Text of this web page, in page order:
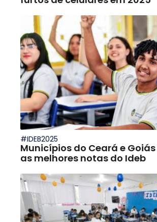
#IDEB2025
Municípios do Ceará e
as melhores notas do Ideb